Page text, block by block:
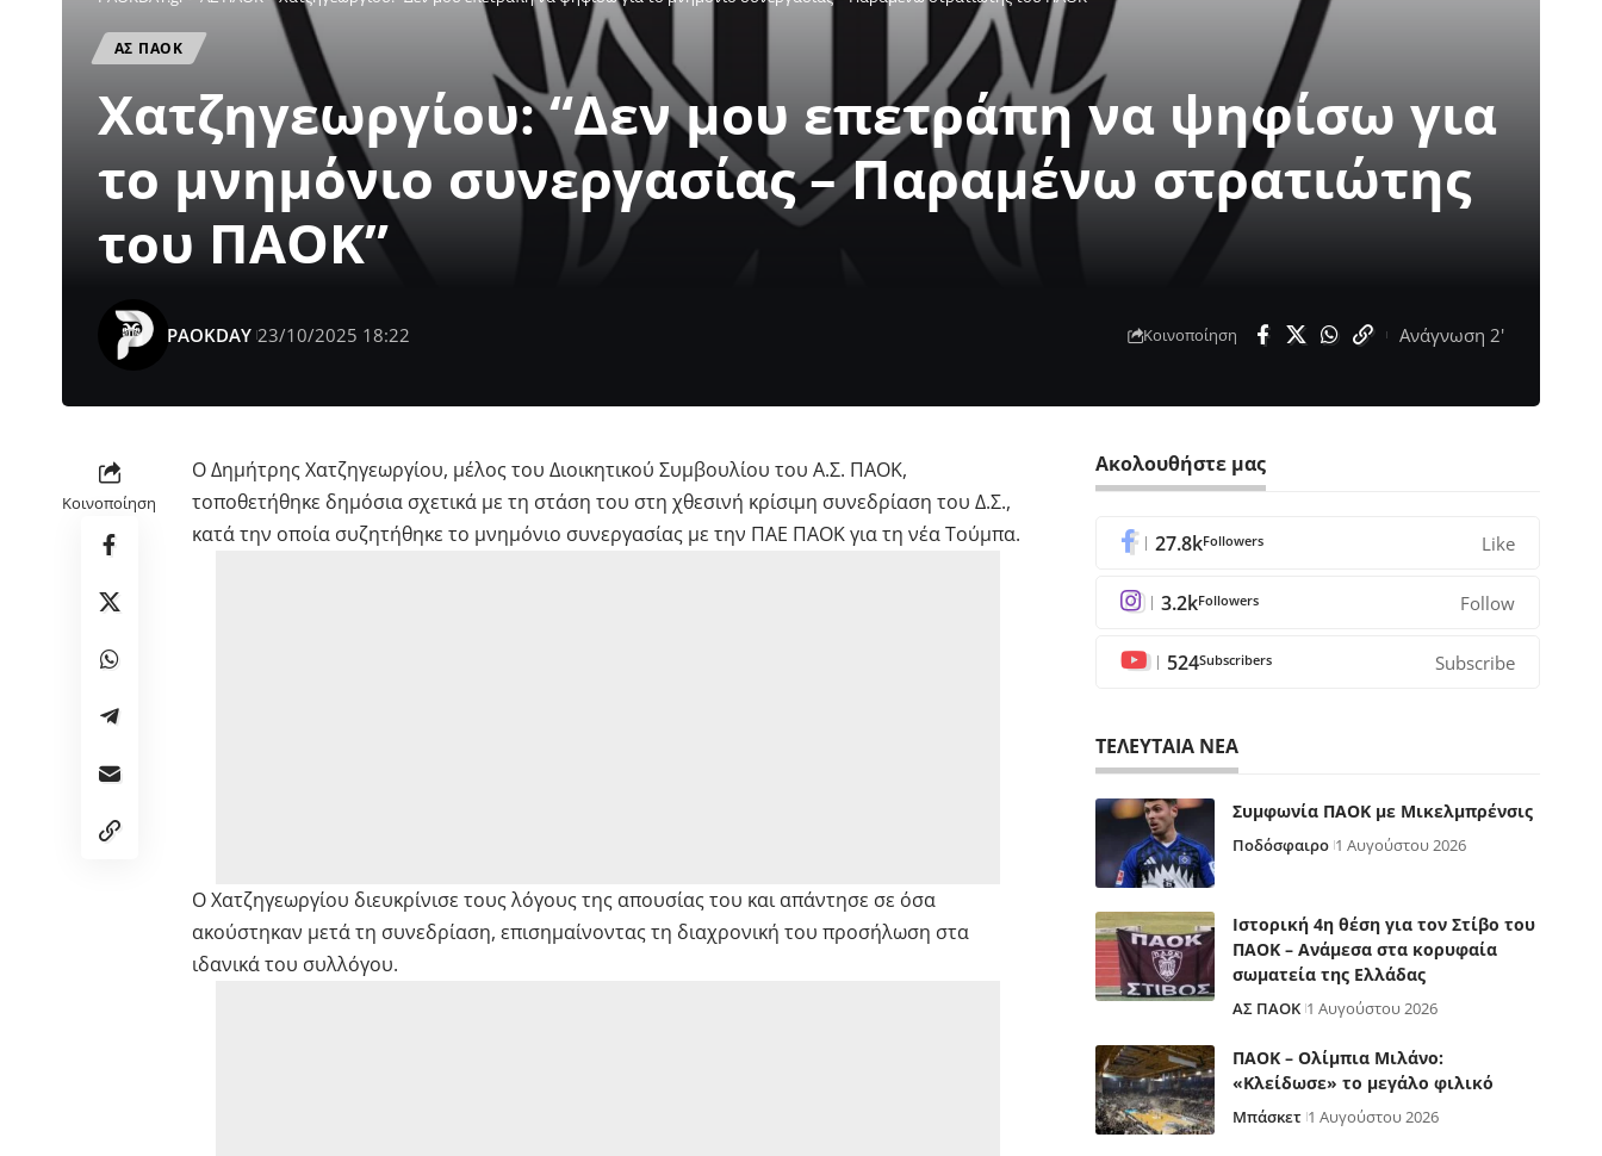
ΑΣ ΠΑΟΚ
Χατζηγεωργίου: “Δεν μου επετράπη να ψηφίσω για
το μνημόνιο συνεργασίας – Παραμένω στρατιώτης
του ΠΑΟΚ”
PAOKDAY 23/10/2025 18:22 Κοινοποίηση Ανάγνωση 2'
Κοινοποίηση
Ο Δημήτρης Χατζηγεωργίου, μέλος του Διοικητικού Συμβουλίου του Α.Σ. ΠΑΟΚ,
τοποθετήθηκε δημόσια σχετικά με τη στάση του στη χθεσινή κρίσιμη συνεδρίαση του Δ.Σ.,
κατά την οποία συζητήθηκε το μνημόνιο συνεργασίας με την ΠΑΕ ΠΑΟΚ για τη νέα Τούμπα.
Ο Χατζηγεωργίου διευκρίνισε τους λόγους της απουσίας του και απάντησε σε όσα
ακούστηκαν μετά τη συνεδρίαση, επισημαίνοντας τη διαχρονική του προσήλωση στα
ιδανικά του συλλόγου.
Ακολουθήστε μας
27.8kFollowers Like
3.2kFollowers Follow
524Subscribers Subscribe
ΤΕΛΕΥΤΑΙΑ ΝΕΑ
Συμφωνία ΠΑΟΚ με Μικελμπρένσις
Ποδόσφαιρο 1 Αυγούστου 2026
Ιστορική 4η θέση για τον Στίβο του
ΠΑΟΚ – Ανάμεσα στα κορυφαία
σωματεία της Ελλάδας
ΑΣ ΠΑΟΚ 1 Αυγούστου 2026
ΠΑΟΚ – Ολίμπια Μιλάνο:
«Κλείδωσε» το μεγάλο φιλικό
Μπάσκετ 1 Αυγούστου 2026